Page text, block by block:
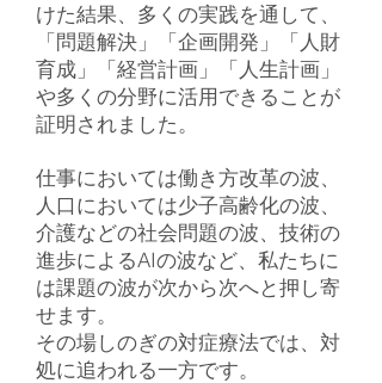
けた結果、多くの実践を通して、
「問題解決」「企画開発」「人財
育成」「経営計画」「人生計画」
や多くの分野に活用できることが
証明されました。
仕事においては働き方改革の波、
人口においては少子高齢化の波、
介護などの社会問題の波、技術の
進歩によるAIの波など、私たちに
は課題の波が次から次へと押し寄
せます。
その場しのぎの対症療法では、対
処に追われる一方です。